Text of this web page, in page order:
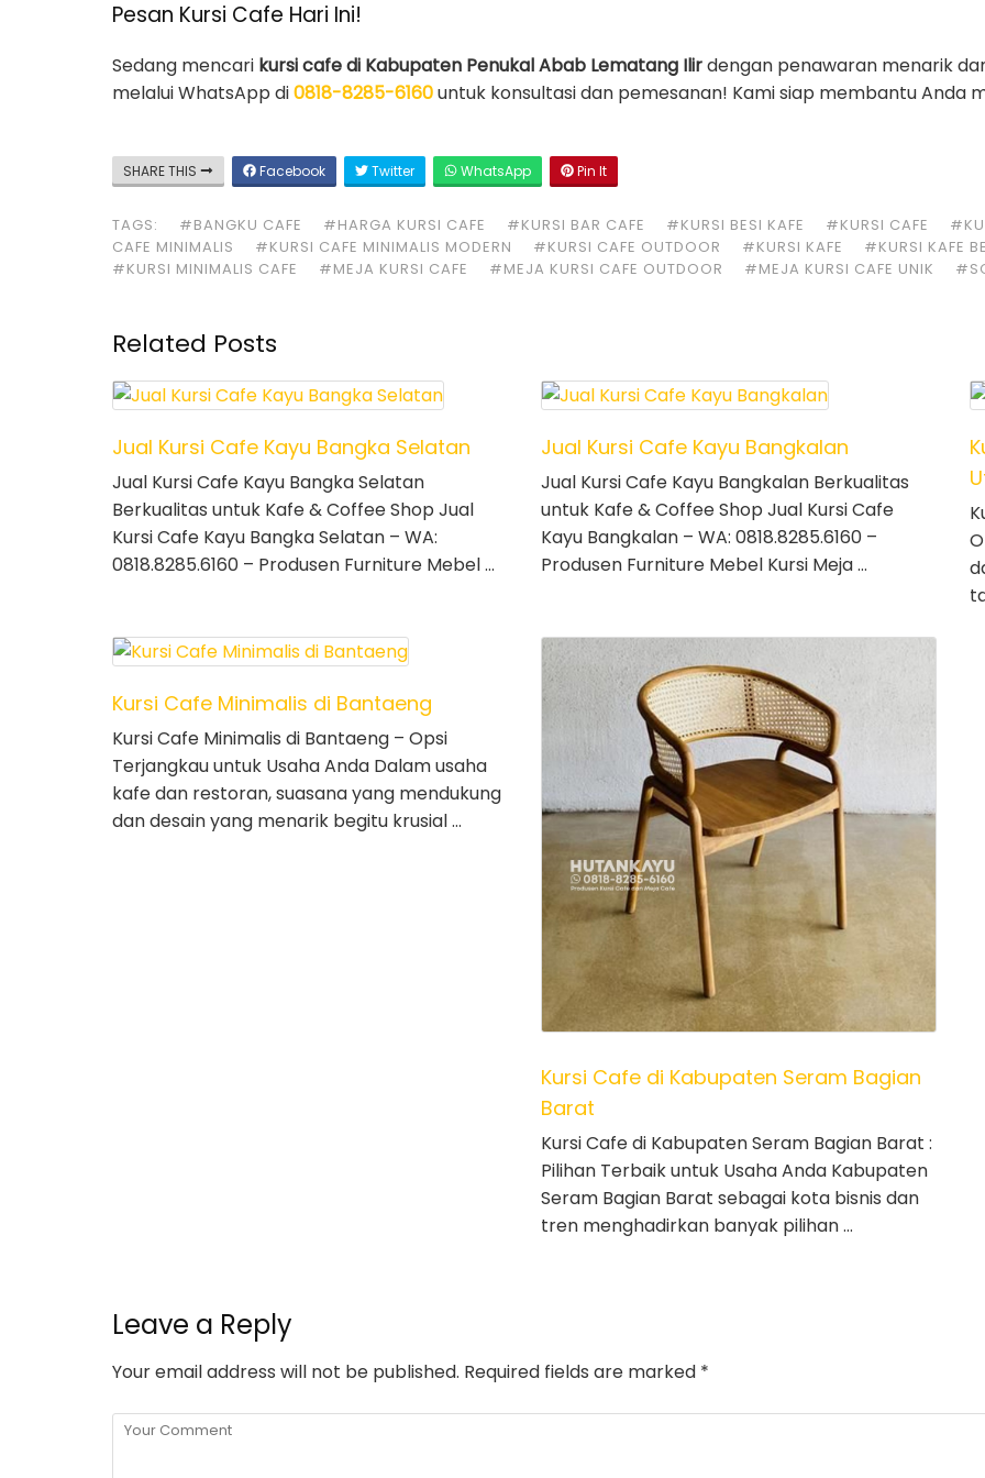
Pesan Kursi Cafe Hari Ini!
Sedang mencari kursi cafe di Kabupaten Penukal Abab Lematang Ilirdengan penawaran menarik
melalui WhatsApp di0818-8285-6160untuk konsultasi dan pemesanan! Kami siap membantu Anda
SHARE THIS Facebook Twitter WhatsApp Pin It
TAGS: #BANGKU CAFE #HARGA KURSI CAFE #KURSI BAR CAFE #KURSI BESI KAFE #KURSI CAFE
CAFE MINIMALIS
#KURSI CAFE MINIMALIS MODERN #KURSI CAFE OUTDOOR #KURSI KAFE
#KURSI KAFE
#KURSI MINIMALIS CAFE
#MEJA KURSI CAFE #MEJA KURSI CAFE OUTDOOR #MEJA KURSI CAFE UNIK
Related Posts
Jual Kursi Cafe Kayu Bangka Selatan
Jual Kursi Cafe Kayu Bangka Selatan
Berkualitas untuk Kafe & Coffee Shop Jual
Kursi Cafe Kayu Bangka Selatan – WA:
0818.8285.6160 – Produsen Furniture Mebel …
Jual Kursi Cafe Kayu Bangkalan
Jual Kursi Cafe Kayu Bangkalan Berkualitas
untuk Kafe & Coffee Shop Jual Kursi Cafe
Kayu Bangkalan – WA: 0818.8285.6160 –
Produsen Furniture Mebel Kursi Meja …
Kursi Cafe Minimalis di Bantaeng
Kursi Cafe Minimalis di Bantaeng – Opsi
Terjangkau untuk Usaha Anda Dalam usaha
kafe dan restoran, suasana yang mendukung
dan desain yang menarik begitu krusial …
Kursi Cafe di Kabupaten Seram Bagian
Barat
Kursi Cafe di Kabupaten Seram Bagian Barat :
Pilihan Terbaik untuk Usaha Anda Kabupaten
Seram Bagian Barat sebagai kota bisnis dan
tren menghadirkan banyak pilihan …
Leave a Reply
Your email address will not be published. Required fields are marked *